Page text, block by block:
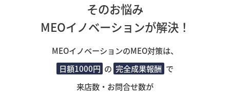
そのお悩み
MEOイノベーションが解決！
MEOイノベーションのMEO対策は、
日額1000円 の 完全成果報酬 で
来店数・お問合せ数が